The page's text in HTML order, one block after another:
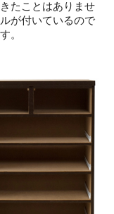
たことはありませ
が付いているので
。